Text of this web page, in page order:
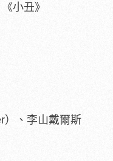
小丑》
）、李山戴爾斯